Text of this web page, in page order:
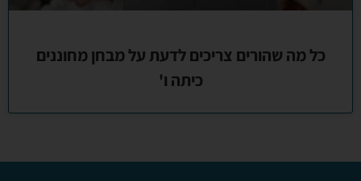
כל מה שהורים צריכים לדעת על מבחן מחוננים
כיתה ו'